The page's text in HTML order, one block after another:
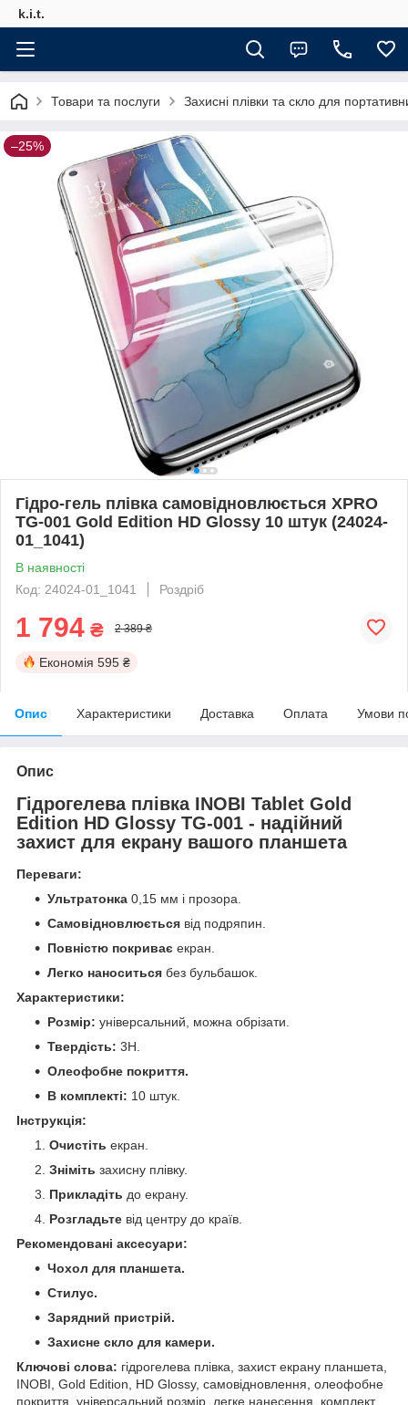
k.i.t.
Товари та послуги Захисні плівки та скло для
–25%
Гідро-гель плівка самовідновлюється XPRO
TG-001 Gold Edition HD Glossy 10 штук (24024-
01_1041)
В наявності
Код: 24024-01_1041
Роздріб
1 794 ₴ 2 389 ₴
Економія 595 ₴
Опис Характеристики Доставка Оплата Умови
Опис
Гідрогелева плівка INOBI Tablet Gold
Edition HD Glossy TG-001 - надійний
захист для екрану вашого планшета
Переваги:
Ультратонка 0,15 мм і прозора.
Самовідновлюється від подряпин.
Повністю покриває екран.
Легко наноситься без бульбашок.
Характеристики:
Розмір: універсальний, можна обрізати.
Твердість: 3H.
Олеофобне покриття.
В комплекті: 10 штук.
Інструкція:
Очистіть екран.
Зніміть захисну плівку.
Прикладіть до екрану.
Розгладьте від центру до країв.
Рекомендовані аксесуари:
Чохол для планшета.
Стилус.
Зарядний пристрій.
Захисне скло для камери.
Ключові слова: гідрогелева плівка, захист екрану планшета,
INOBI, Gold Edition, HD Glossy, самовідновлення, олеофобне
покриття, універсальний розмір, легке нанесення, комплект